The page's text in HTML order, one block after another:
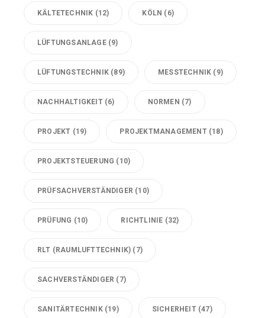
KÄLTETECHNIK (12) KÖLN (6)
LÜFTUNGSANLAGE(9)
LÜFTUNGSTECHNIK (89) MESSTECHNIK (9)
NACHHALTIGKEIT(6) NORMEN (7)
PROJEKT (19) PROJEKTMANAGEMENT(18)
PROJEKTSTEUERUNG (10)
PRÜFSACHVERSTÄNDIGER (10)
PRÜFUNG (10) RICHTLINIE (32)
RLT (RAUMLUFTTECHNIK) (7)
SACHVERSTÄNDIGER (7)
SANITÄRTECHNIK(19) SICHERHEIT(47)